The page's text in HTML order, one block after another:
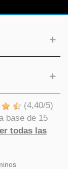
(4,40/5)
base de 15
todas las